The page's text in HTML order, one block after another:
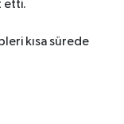
etti.
kısa sürede